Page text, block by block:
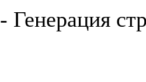
- Генерация